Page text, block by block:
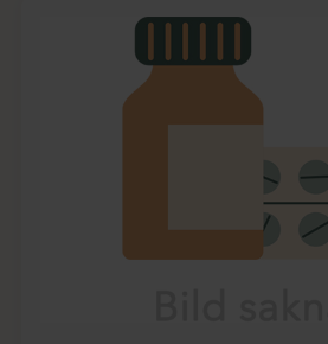
Lista: . Innehåller 1